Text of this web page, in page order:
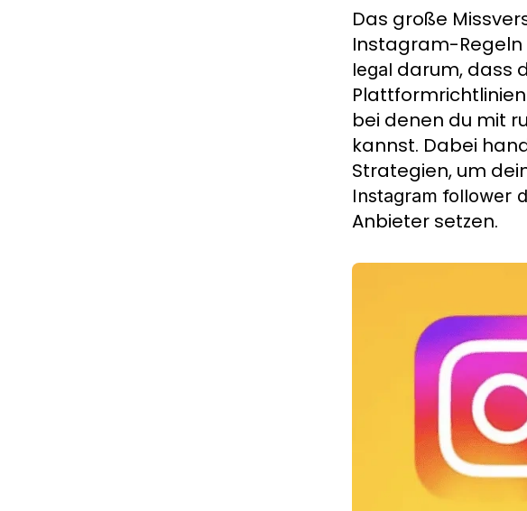
Das große
Instagram-
legal darum, dass
bei denen du mit
kannst. Dabei
Strategien, um
Instagram follower
Anbieter setzen.